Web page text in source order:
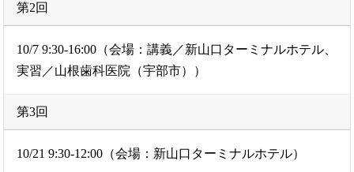
第2回
10/7 9:30-16:00（会場：講義／新山口ターミナルホテル、
実習／山根歯科医院（宇部市））
第3回
10/21 9:30-12:00（会場：新山口ターミナルホテル）